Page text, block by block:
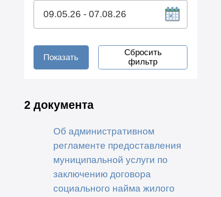
Показать
Сбросить
фильтр
2 документа
Об административном
регламенте предоставления
муниципальной услуги по
заключению договора
социального найма жилого